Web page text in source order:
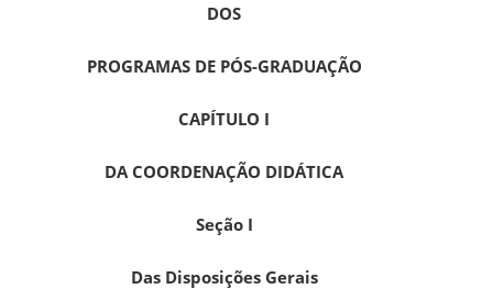
DOS
PROGRAMAS DE PÓS-GRADUAÇÃO
CAPÍTULO I
DA COORDENAÇÃO DIDÁTICA
Seção I
Das Disposições Gerais